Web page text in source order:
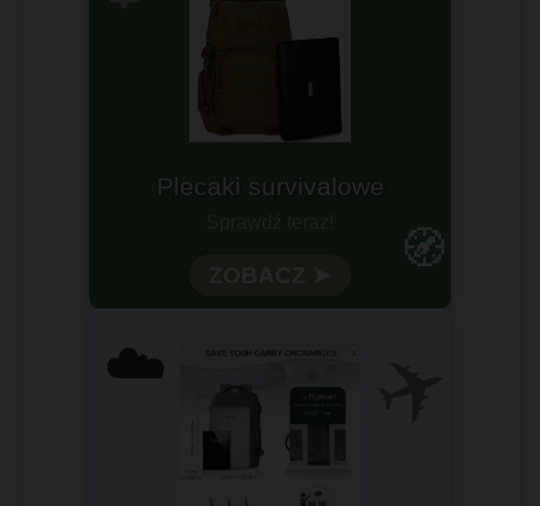
🧭
Plecaki survivalowe
☁️